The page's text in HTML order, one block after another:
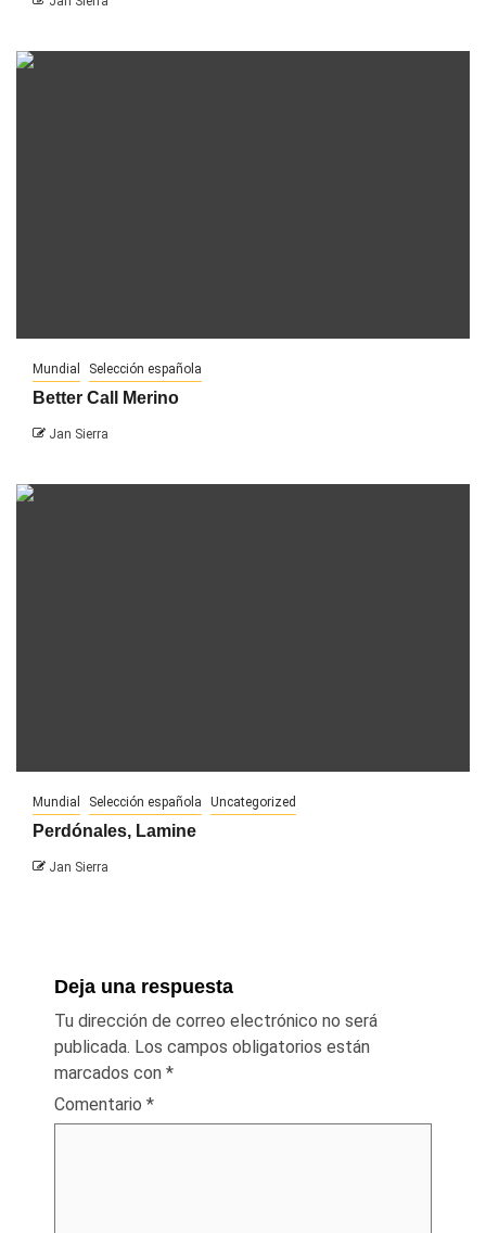
Mundial Selección española
Better Call Merino
Jan Sierra
Mundial Selección española Uncategorized
Perdónales, Lamine
Jan Sierra
Deja una respuesta
Tu dirección de correo electrónico no será
publicada. Los campos obligatorios están
marcados con *
Comentario *